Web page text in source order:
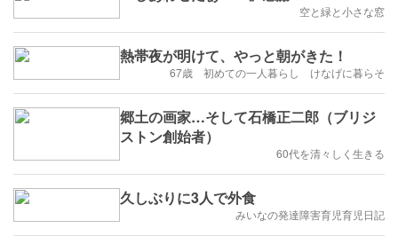
空と緑と小さな窓
熱帯夜が明けて、やっと朝がきた！
67歳 初めての一人暮らし けなげに暮らそ
郷土の画家…そして石橋正二郎（ブリジ
ストン創始者）
60代を清々しく生きる
久しぶりに3人で外食
みいなの発達障害育児育児日記